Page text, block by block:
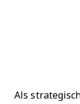
Als